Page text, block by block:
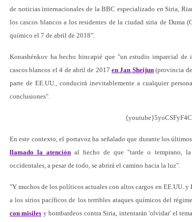
de noticias internacionales de la BBC especializado en Siria,
los cascos blancos a los residentes de la ciudad siria de Duma
químico el 7 de abril de 2018".
Konashénkov ha hecho hincapié que "un estudio imparcial de
cascos blancos el 4 de abril de 2017en Jan Sheijun(provincia
parte de EE.UU., conducirá inevitablemente a cualquier
conclusiones".
En este contexto, el portavoz ha señalado que durante los
llamado la atención al hecho de que "tarde o temprano,
occidentales, a pesar de todo, se abrirá el camino hacia la luz".
"Y muchos de los políticos actuales con altos cargos en EE.UU. y
a los sirios pacíficos de los terribles ataques químicos del
con misiles y bombardeos contra Siria, intentarán 'olvidar' el